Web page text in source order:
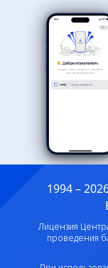
1994 –
Лицензия
проведения